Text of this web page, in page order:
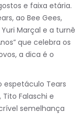
e faixa etária.
ao Bee Gees,
Marçal e a turnê
que celebra os
a dica é o
espetáculo Tears
Falaschi e
semelhança